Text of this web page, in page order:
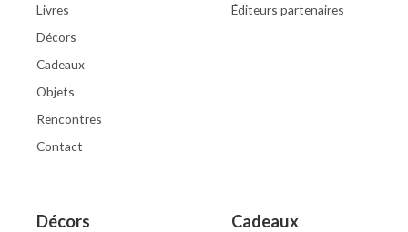
Livres
Décors
Cadeaux
Objets
Rencontres
Contact
Éditeurs partenaires
Décors Cadeaux